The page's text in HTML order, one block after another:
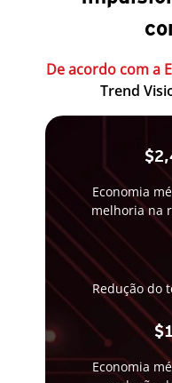
De acordo com a
Trend
Economia
melhoria na
Redução do
Economia